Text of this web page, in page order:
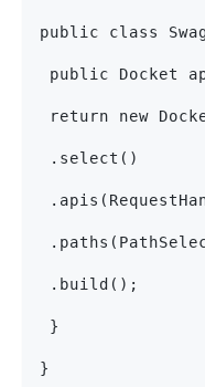
public class
public Docket
return new
.select()
.build();
}
}